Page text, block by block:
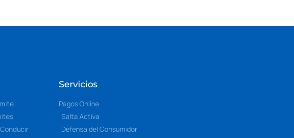
Servicios
Pagos Online
Salta Activa
Defensa del Consumidor